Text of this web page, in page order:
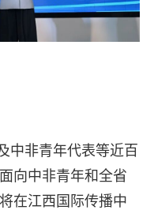
中非青年代表等近百
向中非青年和全省
在江西国际传播中